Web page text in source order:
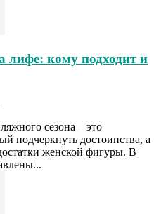
кому подходит и
сезона – это
подчеркнуть достоинства, а
женской фигуры. В